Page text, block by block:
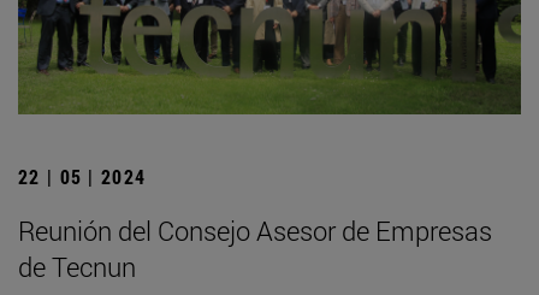
22 | 05 | 2024
Reunión del Consejo Asesor de Empresas
de Tecnun